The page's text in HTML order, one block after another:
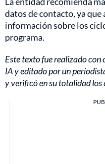
datos de contacto, ya que
información sobre los
programa.
Este texto fue realizado con
IA y editado por un
y verificó en su totalidad los